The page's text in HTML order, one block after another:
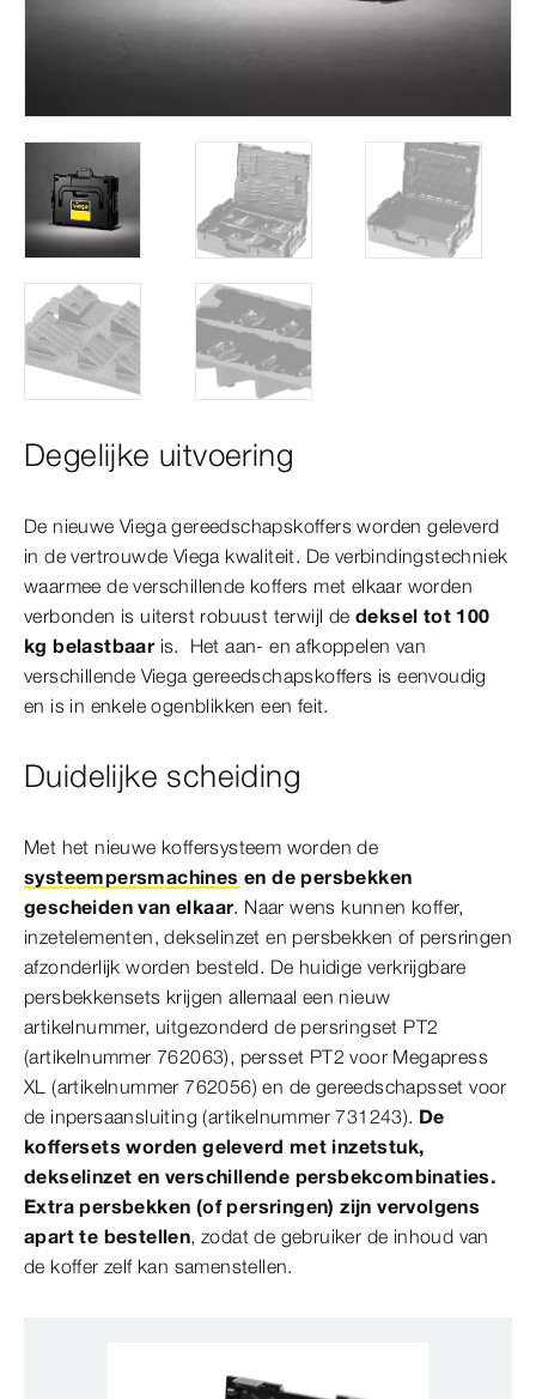
Degelijke uitvoering
De nieuwe Viega gereedschapskoffers worden geleverd
in de vertrouwde Viega kwaliteit. De verbindingstechniek
waarmee de verschillende koffers met elkaar worden
verbonden is uiterst robuust terwijl de deksel tot 100
kg belastbaaris. Het aan- en afkoppelen van
verschillende Viega gereedschapskoffers is eenvoudig
en is in enkele ogenblikken een feit.
Duidelijke scheiding
Met het nieuwe koffersysteem worden de
systeempersmachines en de persbekken
gescheiden van elkaar. Naar wens kunnen koffer,
inzetelementen, dekselinzet en persbekken of persringen
afzonderlijk worden besteld. De huidige verkrijgbare
persbekkensets krijgen allemaal een nieuw
artikelnummer, uitgezonderd de persringset PT2
(artikelnummer 762063), persset PT2 voor Megapress
XL (artikelnummer 762056) en de gereedschapsset voor
de inpersaansluiting (artikelnummer 731243). De
koffersets worden geleverd met inzetstuk,
dekselinzet en verschillende persbekcombinaties.
Extra persbekken (of persringen) zijn vervolgens
apart te bestellen, zodat de gebruiker de inhoud van
de koffer zelf kan samenstellen.